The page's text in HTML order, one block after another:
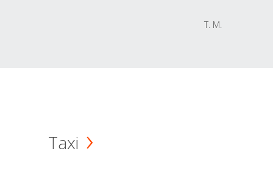
T. M.
Taxi